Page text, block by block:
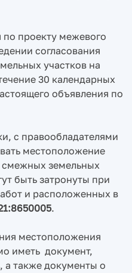
проекту межевого
согласования
участков на
30 календарных
объявления по
с правообладателями
местоположение
смежных земельных
быть затронуты при
и расположенных в
.
местоположения
иметь документ,
а также документы о